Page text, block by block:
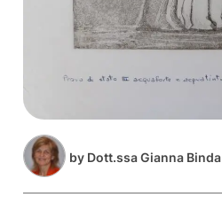
by Dott.ssa Gianna Binda